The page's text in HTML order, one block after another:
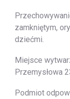
zamkniętym,
dziećmi.
Miejsce
Przemysłowa
Podmiot